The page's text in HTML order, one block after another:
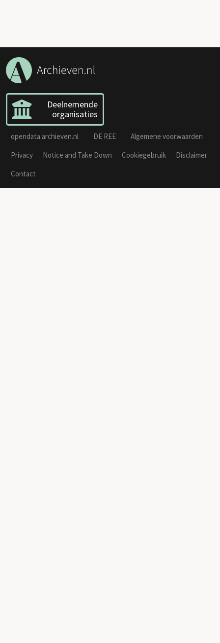
Deelnemende
organisaties
opendata.archieven.nl DE REE
Algemene voorwaarden
Privacy
Notice and Take Down Cookiegebruik
Disclaimer
Contact